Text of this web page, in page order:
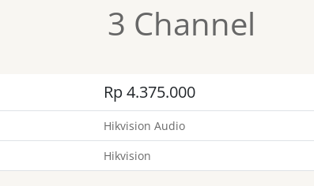
3 Channel
Rp 4.375.000
Hikvision Audio
Hikvision